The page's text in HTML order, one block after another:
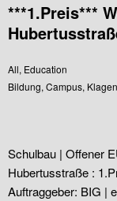
***1.Preis***
All, Education
Bildung, Campus,
Schulbau | Offener
Hubertusstraße :
Auftraggeber: BIG |